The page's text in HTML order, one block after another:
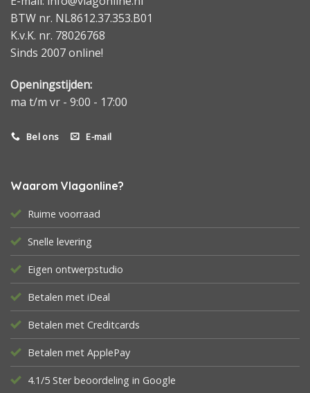
BTW nr. NL8612.37.353.B01
K.v.K. nr. 78026768
Sinds 2007 online!
Openingstijden:
ma t/m vr - 9:00 - 17:00
Bel ons E-mail
Waarom Vlagonline?
Ruime voorraad
Snelle levering
Eigen ontwerpstudio
Betalen met iDeal
Betalen met Creditcards
Betalen met ApplePay
4.1/5 Ster beoordeling in Google